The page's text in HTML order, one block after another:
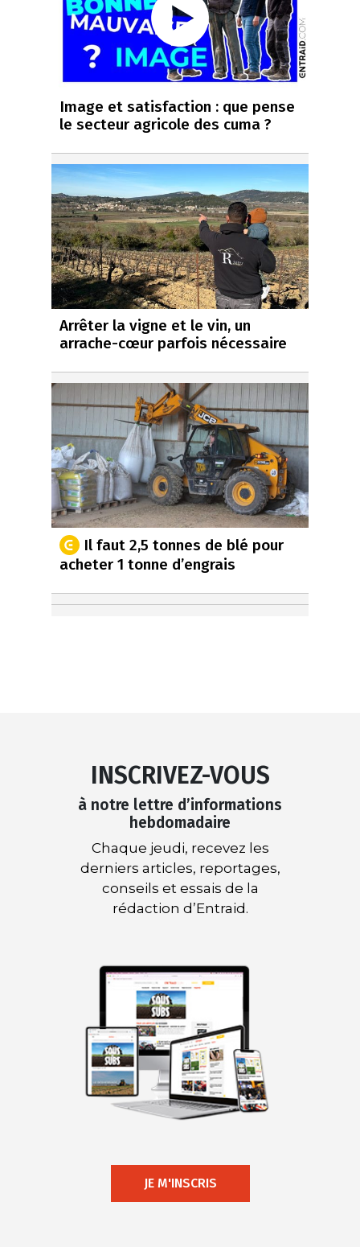
Image et satisfaction : que pense
le secteur agricole des cuma ?
Arrêter la vigne et le vin, un
arrache-cœur parfois nécessaire
Il faut 2,5 tonnes de blé pour
acheter 1 tonne d’engrais
INSCRIVEZ-VOUS
à notre lettre d’informations
hebdomadaire
Chaque jeudi, recevez les
derniers articles, reportages,
conseils et essais de la
rédaction d’Entraid.
JE M'INSCRIS